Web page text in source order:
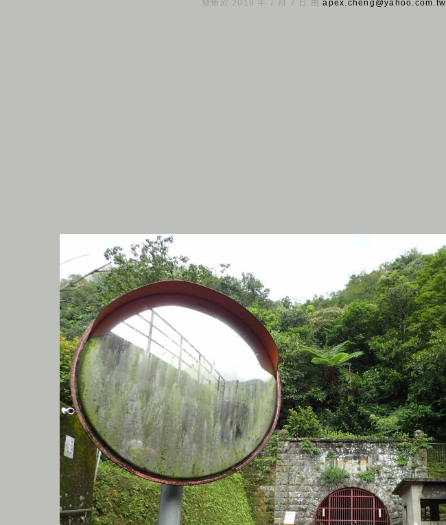
發佈於 2019 年 7 月 7 日 由apex.cheng@yahoo.com.tw